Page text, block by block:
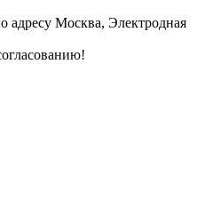
адресу Москва, Электродная